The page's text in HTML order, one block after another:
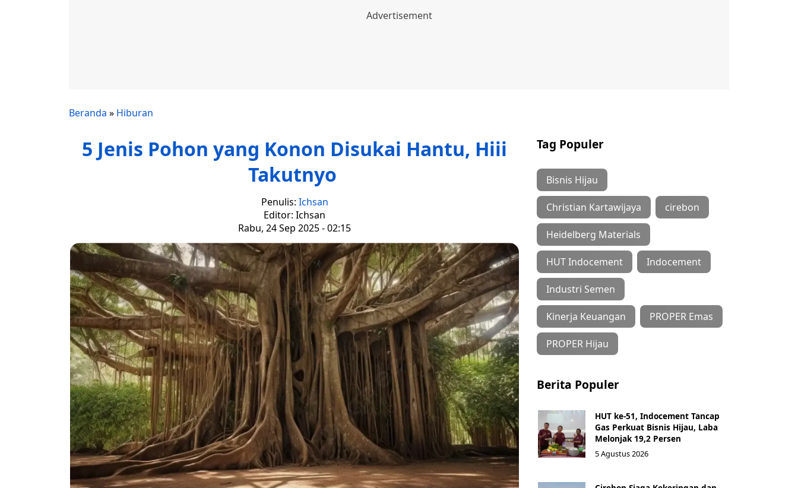
Beranda » Hiburan
5 Jenis Pohon yang Konon Disukai Hantu, Hiii
Takutnyo
Penulis: Ichsan
Editor: Ichsan
Rabu, 24 Sep 2025 - 02:15
Tag Populer
Bisnis Hijau
Christian Kartawijaya cirebon
Heidelberg Materials
HUT Indocement Indocement
Industri Semen
Kinerja Keuangan PROPER Emas
PROPER Hijau
Berita Populer
HUT ke-51, Indocement Tancap
Gas Perkuat Bisnis Hijau, Laba
Melonjak 19,2 Persen
5 Agustus 2026